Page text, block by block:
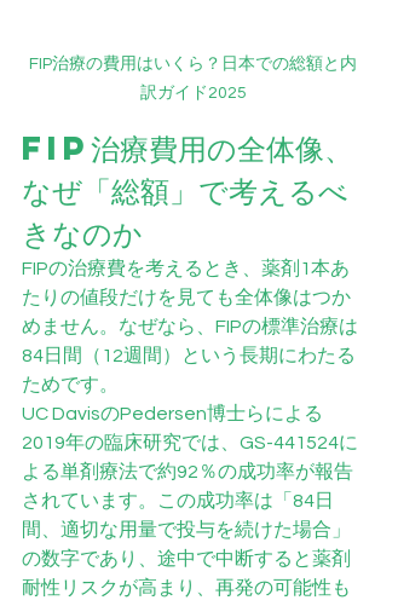
FIP治療の費用はいくら？日本での総額と内
訳ガイド2025
FIP治療費用の全体像、
なぜ「総額」で考えるべ
きなのか
FIPの治療費を考えるとき、薬剤1本あ
たりの値段だけを見ても全体像はつか
めません。なぜなら、FIPの標準治療は
84日間（12週間）という長期にわたる
ためです。
UC DavisのPedersen博士らによる
2019年の臨床研究では、GS-441524に
よる単剤療法で約92％の成功率が報告
されています。この成功率は「84日
間、適切な用量で投与を続けた場合」
の数字であり、途中で中断すると薬剤
耐性リスクが高まり、再発の可能性も